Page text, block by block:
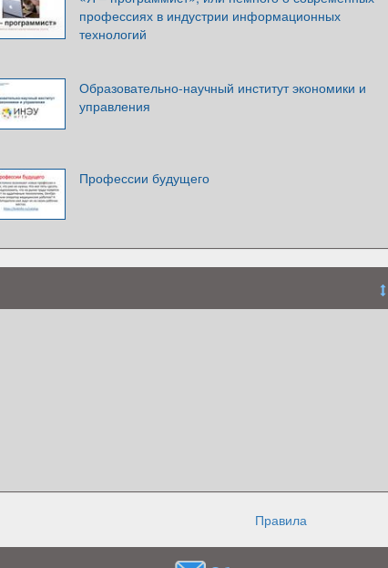
профессиях в индустрии информационных
технологий
Образовательно-научный институт экономики и
управления
Профессии будущего
Правила